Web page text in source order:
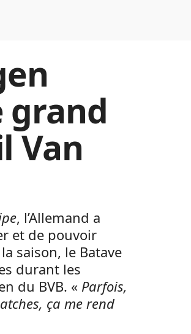
grand
Van
, l’Allemand a
et de pouvoir
saison, le Batave
durant les
du BVB. « Parfois,
ça me rend